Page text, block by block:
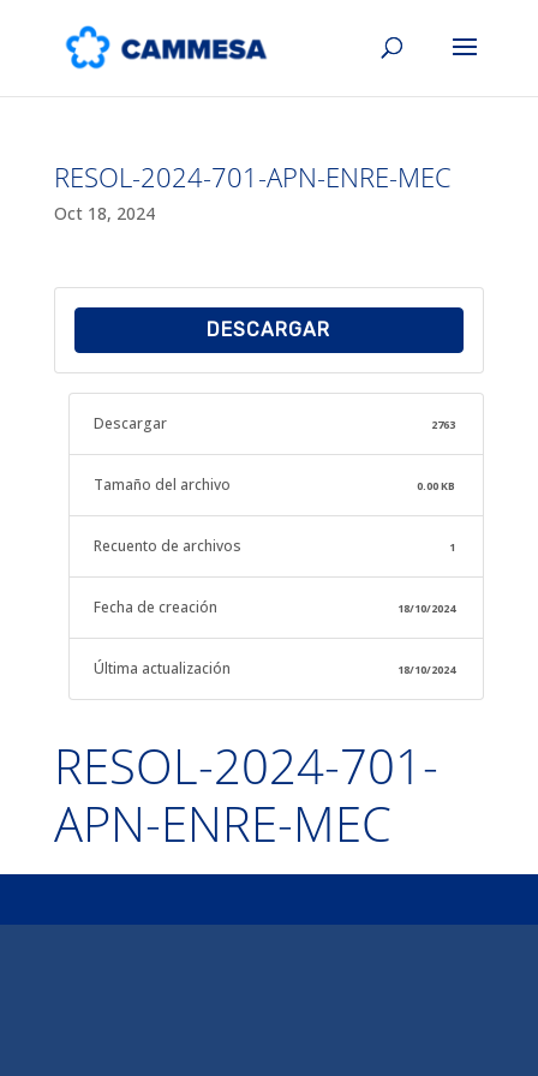
RESOL-2024-701-APN-ENRE-MEC
Oct 18, 2024
DESCARGAR
Descargar 2763
Tamaño del archivo 0.00 KB
Recuento de archivos 1
Fecha de creación 18/10/2024
Última actualización 18/10/2024
RESOL-2024-701-
APN-ENRE-MEC